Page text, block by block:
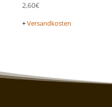
2,60€
+Versandkosten